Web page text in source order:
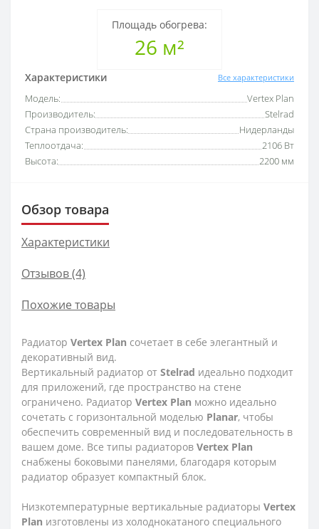
Площадь обогрева:
26 м²
Характеристики Все характеристики
Модель:
Vertex Plan
Производитель:
Stelrad
Страна производитель:
Нидерланды
Теплоотдача:
2106 Вт
Высота:
2200 мм
Обзор товара
Характеристики
Отзывов (4)
Похожие товары
Радиатор Vertex Plan сочетает в себе элегантный и
декоративный вид.
Вертикальный радиатор от Stelrad идеально подходит
для приложений, где пространство на стене
ограничено. Радиатор Vertex Plan можно идеально
сочетать с горизонтальной моделью Planar, чтобы
обеспечить современный вид и последовательность в
вашем доме. Все типы радиаторов Vertex Plan
снабжены боковыми панелями, благодаря которым
радиатор образует компактный блок.
Низкотемпературные вертикальные радиаторы Vertex
Plan изготовлены из холоднокатаного специального